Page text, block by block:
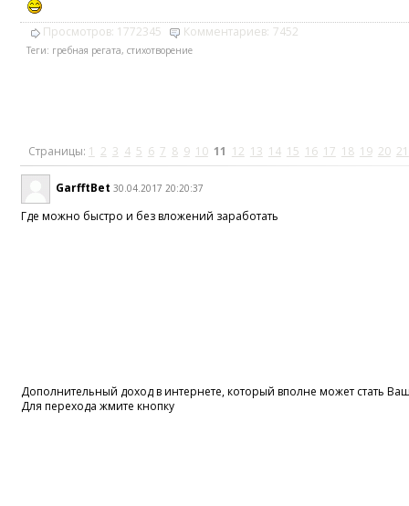
Просмотров: 1772345 Комментариев: 7452
Теги: гребная регата, стихотворение
Страницы: 1 2 3 4 5 6 7 8 9 10 11 12 13 14 15 16 17 18 19 20 21
GarfftBet 30.04.2017 20:20:37
Где можно быстро и без вложений заработать
Дополнительный доход в интернете, который вполне может стать
Для перехода жмите кнопку